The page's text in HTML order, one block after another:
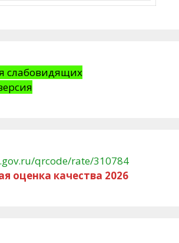
слабовидящих
оценка качества 2026